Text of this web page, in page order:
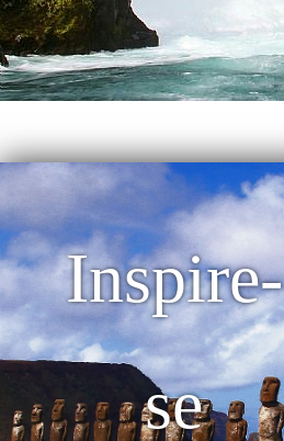
Inspire-
se